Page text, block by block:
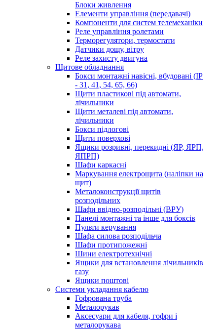
Блоки живлення
Елементи управління (передавачі)
Компоненти для систем телемеханіки
Реле управління ролетами
Терморегулятори, термостати
Датчики дощу, вітру
Реле захисту двигуна
Щитове обладнання
Бокси монтажні навісні, вбудовані (IP
- 31, 41, 54, 65, 66)
Щити пластикові під автомати,
лічильники
Щити металеві під автомати,
лічильники
Бокси підлогові
Щити поверхові
Ящики розривні, перекидні (ЯР, ЯРП,
ЯПРП)
Шафи каркасні
Маркування електрощита (наліпки на
щит)
Металоконструкції щитів
розподільних
Шафи ввідно-розподільні (ВРУ)
Панелі монтажні та інше для боксів
Пульти керування
Шафа силова розподільча
Шафи протипожежні
Шини електротехнічні
Ящики для встановлення лічильників
газу
Ящики поштові
Системи укладання кабелю
Гофрована труба
Металорукав
Аксесуари для кабеля, гофри і
металорукава